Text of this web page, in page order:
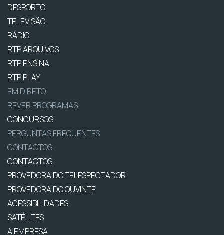
DESPORTO
TELEVISÃO
RÁDIO
RTP ARQUIVOS
RTP ENSINA
RTP PLAY
EM DIRETO
REVER PROGRAMAS
CONCURSOS
PERGUNTAS FREQUENTES
CONTACTOS
CONTACTOS
PROVEDORA DO TELESPECTADOR
PROVEDORA DO OUVINTE
ACESSIBILIDADES
SATÉLITES
A EMPRESA